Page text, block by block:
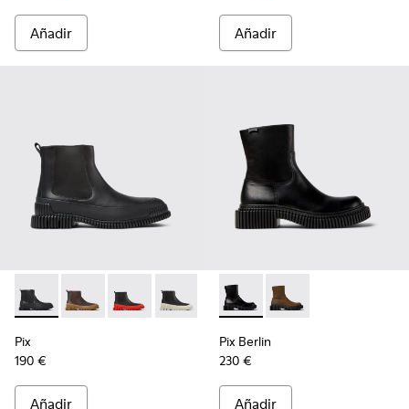
Añadir Añadir
Pix - K300252-015 - Botines negros de piel para hombre.
Pix - K300252-028 - Botín Chelsea de piel marrón
Pix - K300252-027 - Botín Chelsea de piel
Pix - K300252-023 - Botas Chelsea
Pix - K300252-020 - Botas
Pix - K300252-019 -
Pix
190 €
Añadir
Pix Berlin - K300525-001 -
Pix Berlin -
Pix Berlin
230 €
Añadir